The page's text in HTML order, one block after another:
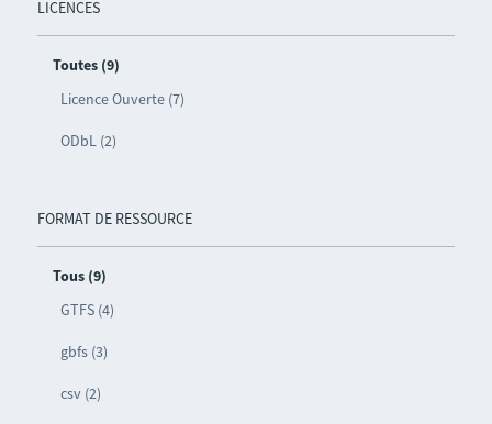
LICENCES
Toutes (9)
Licence Ouverte (7)
ODbL (2)
FORMAT DE RESSOURCE
Tous (9)
GTFS (4)
gbfs (3)
csv (2)